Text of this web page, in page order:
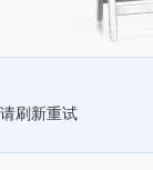
刷新重试